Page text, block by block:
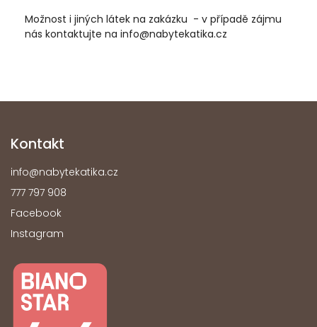
Možnost i jiných látek na zakázku - v případě zájmu
nás kontaktujte na info@nabytekatika.cz
Kontakt
info@nabytekatika.cz
777 797 908
Facebook
Instagram